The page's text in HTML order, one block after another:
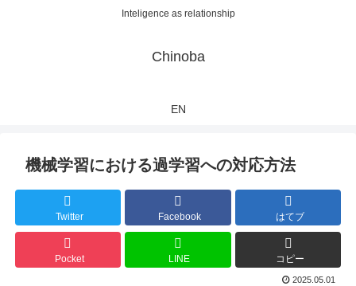
Inteligence as relationship
Chinoba
EN
機械学習における過学習への対応方法
Twitter Facebook はてブ
Pocket LINE コピー
2025.05.01